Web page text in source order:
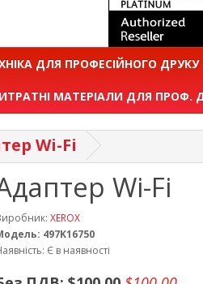
ДЛЯ ПРОФЕСІЙНОГО ДРУКУ
МАТЕРІАЛИ ДЛЯ ПРОФ.
Wi-Fi
Wi-Fi
XEROX
497K16750
Є в наявності